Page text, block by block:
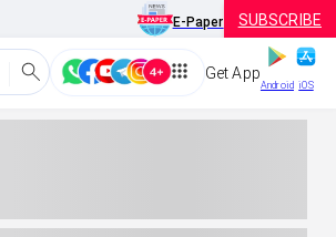
E-Paper SUBSCRIBE
Get App
Android iOS